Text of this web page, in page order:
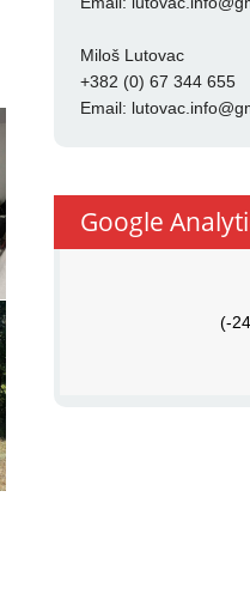
Miloš Lutovac
+382 (0) 67 344 655
Email:
Google
(-